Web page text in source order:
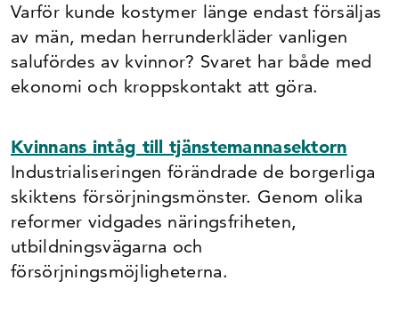
Varför kunde kostymer länge endast försäljas
av män, medan herrunderkläder vanligen
salufördes av kvinnor? Svaret har både med
ekonomi och kroppskontakt att göra.
Kvinnans intåg till tjänstemannasektorn
Industrialiseringen förändrade de borgerliga
skiktens försörjningsmönster. Genom olika
reformer vidgades näringsfriheten,
utbildningsvägarna och
försörjningsmöjligheterna.